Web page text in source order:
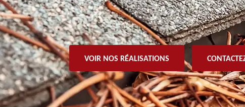
VOIR NOS RÉALISATIONS